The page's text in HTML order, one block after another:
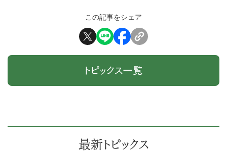
この記事をシェア
トピックス一覧
最新トピックス